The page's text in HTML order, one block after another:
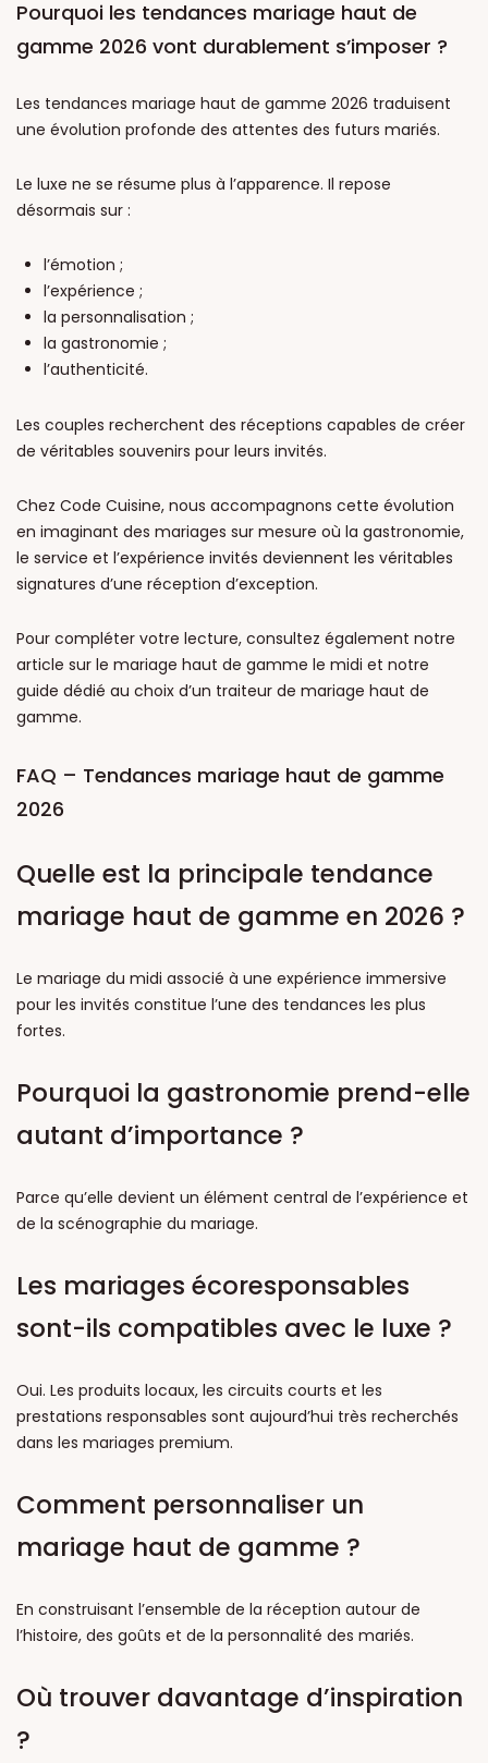
Pourquoi les tendances mariage haut de
gamme 2026 vont durablement s’imposer ?
Les tendances mariage haut de gamme 2026 traduisent
une évolution profonde des attentes des futurs mariés.
Le luxe ne se résume plus à l’apparence. Il repose
désormais sur :
l’émotion ;
l’expérience ;
la personnalisation ;
la gastronomie ;
l’authenticité.
Les couples recherchent des réceptions capables de créer
de véritables souvenirs pour leurs invités.
Chez Code Cuisine, nous accompagnons cette évolution
en imaginant des mariages sur mesure où la gastronomie,
le service et l’expérience invités deviennent les véritables
signatures d’une réception d’exception.
Pour compléter votre lecture, consultez également notre
article sur le mariage haut de gamme le midi et notre
guide dédié au choix d’un traiteur de mariage haut de
gamme.
FAQ – Tendances mariage haut de gamme
2026
Quelle est la principale tendance
mariage haut de gamme en 2026 ?
Le mariage du midi associé à une expérience immersive
pour les invités constitue l’une des tendances les plus
fortes.
Pourquoi la gastronomie prend-elle
autant d’importance ?
Parce qu’elle devient un élément central de l’expérience et
de la scénographie du mariage.
Les mariages écoresponsables
sont-ils compatibles avec le luxe ?
Oui. Les produits locaux, les circuits courts et les
prestations responsables sont aujourd’hui très recherchés
dans les mariages premium.
Comment personnaliser un
mariage haut de gamme ?
En construisant l’ensemble de la réception autour de
l’histoire, des goûts et de la personnalité des mariés.
Où trouver davantage d’inspiration
?